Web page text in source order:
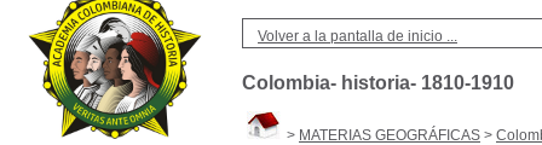
Volver a la pantalla de inicio ...
Colombia- historia- 1810-1910
> MATERIAS GEOGRÁFICAS >